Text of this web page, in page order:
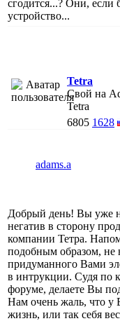
сгодится...? Они, если
устройство...
Tetra
Свой на
Tetra
6805 1628
adams.a
Добрый день! Вы уже
негатив в сторону
компании Тетра.
подобным образом, не
придуманного Вами
в интрукции. Судя по
форуме, делаете Вы
Нам очень жаль, что у
жизнь, или так себя